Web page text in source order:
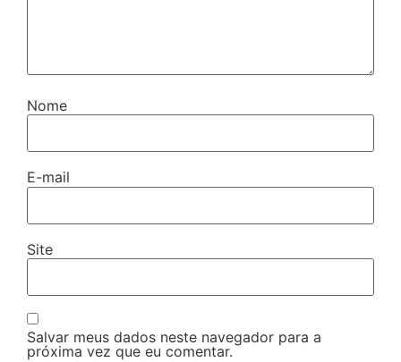
Nome
E-mail
Site
Salvar meus dados neste navegador para a
próxima vez que eu comentar.